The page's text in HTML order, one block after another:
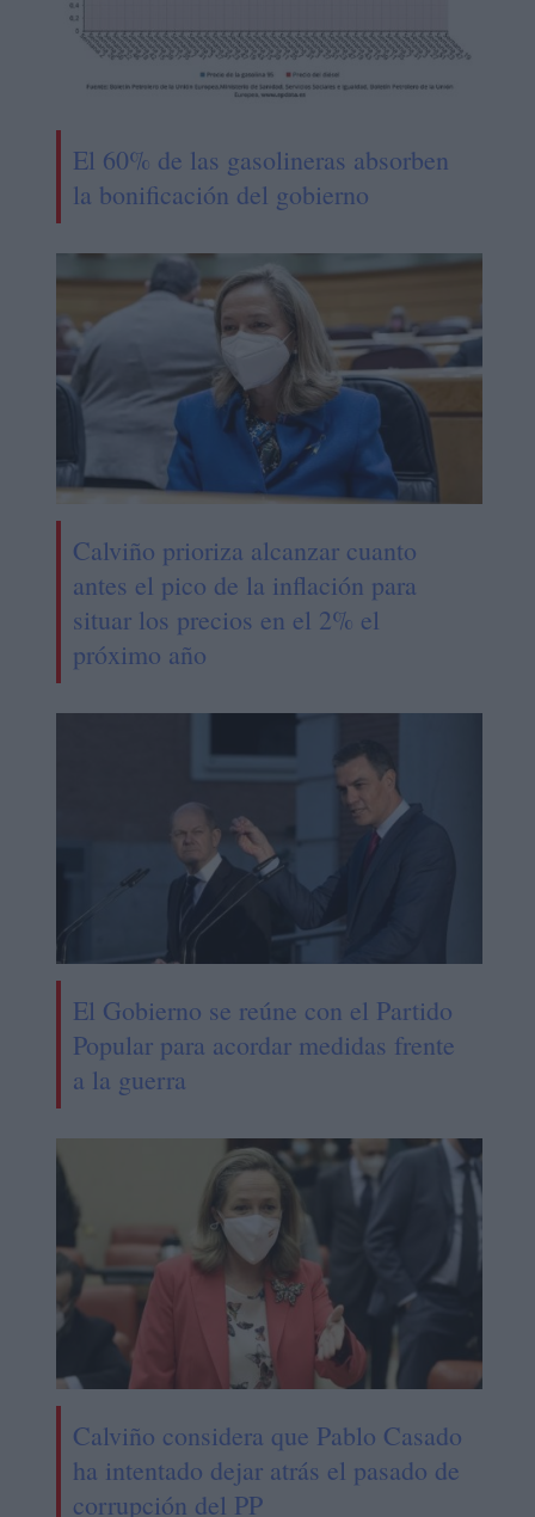
El 60% de las gasolineras absorben
la bonificación del gobierno
Calviño prioriza alcanzar cuanto
antes el pico de la inflación para
situar los precios en el 2% el
próximo año
El Gobierno se reúne con el Partido
Popular para acordar medidas frente
a la guerra
Calviño considera que Pablo Casado
ha intentado dejar atrás el pasado de
corrupción del PP